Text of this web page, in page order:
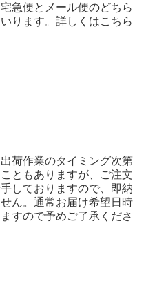
急便とメール便のどちら
ります。詳しくはこちら
荷作業のタイミング次第
ともありますが、ご注文
しておりますので、即納
ん。通常お届け希望日時
すので予めご了承くださ